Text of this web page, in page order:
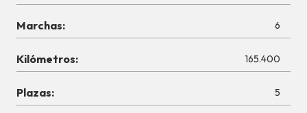
Marchas: 6
Kilómetros: 165.400
Plazas: 5